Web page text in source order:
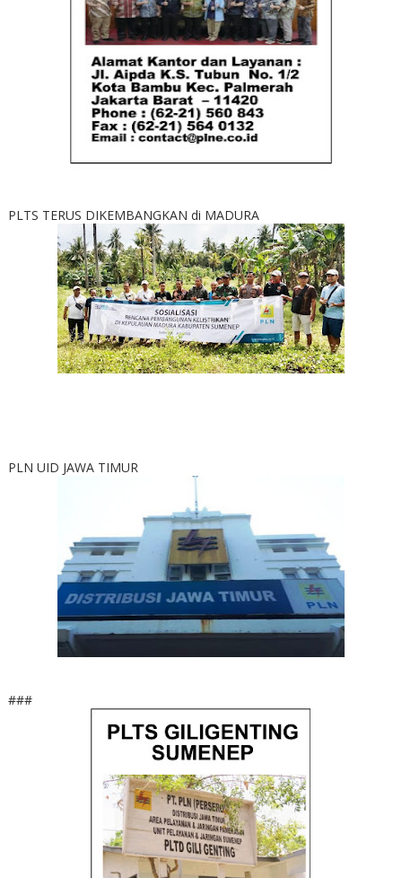
PLTS TERUS DIKEMBANGKAN di MADURA
PLN UID JAWA TIMUR
###